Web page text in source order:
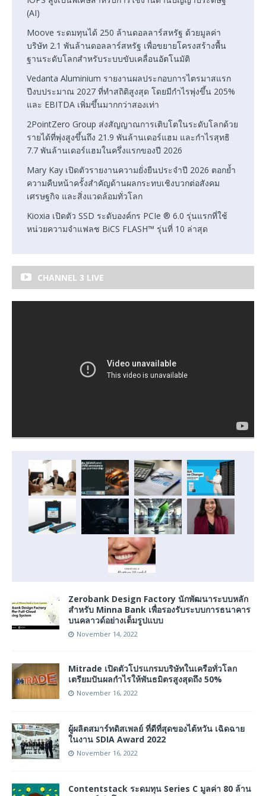
(AI)
Moove ระดมทุนได้ 250 ล้านดอลลาร์สหรัฐ ด้วยมูลค่า
บริษัท 2.1 พันล้านดอลลาร์สหรัฐ เพื่อขยายโครงสร้างพื้น
ฐานระดับโลกสำหรับระบบขับเคลื่อนอัตโนมัติ
Vedanta Aluminium รายงานผลประกอบการไตรมาสแรก
ปีงบประมาณ 2027 ที่ทำสถิติสูงสุด โดยมีกำไรพุ่งขึ้น 205%
และ EBITDA เพิ่มขึ้นมากกว่าสองเท่า
2PointZero Group ส่งสัญญาณการเติบโตในระดับโลกด้วย
รายได้ที่พุ่งสูงขึ้นถึง 21.9 พันล้านเดอร์แฮม และกำไรสุทธิ
7.7 พันล้านเดอร์แฮมในครึ่งแรกของปี 2026
Mary Kay เปิดตัวรายงานความยั่งยืนประจำปี 2026 ตอกย้ำ
ความคืบหน้าครั้งสำคัญด้านผลกระทบเชิงบวกต่อสังคม
เศรษฐกิจ และสิ่งแวดล้อมทั่วโลก
Kioxia เปิดตัว SSD ระดับองค์กร PCIe ® 6.0 รุ่นแรกที่ใช้
หน่วยความจำแฟลช BiCS FLASH™ รุ่นที่ 10 ล่าสุด
CHANNEL 3 LIVE
Zerobank Design Factory นักพัฒนาระบบหลัก
สำหรับ Minna Bank เพื่อรองรับระบบการธนาคาร
บนคลาวด์อย่างเต็มรูปแบบ
November 14, 2022
Mitrade เปิดตัวโปรแกรมบริษัทในเครือทั่วโลก
เตรียมปันผลกำไรให้พันธมิตรสูงสุดถึง 50%
November 16, 2022
ผู้ผลิตสมาร์ทดิสเพลย์ ที่ดีที่สุดของไต้หวัน เฉิดฉาย
ในงาน SDIA Award 2022
November 16, 2022
Contentstack ระดมทุน Series C มูลค่า 80 ล้าน